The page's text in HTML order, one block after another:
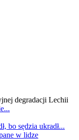
degradacji Lechii
bo sędzia ukradł...
w lidze